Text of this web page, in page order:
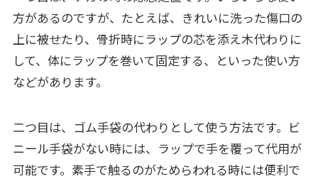
方があるのですが、たとえば、きれいに洗った傷口の
上に被せたり、骨折時にラップの芯を添え木代わりに
して、体にラップを巻いて固定する、といった使い方
などがあります。
二つ目は、ゴム手袋の代わりとして使う方法です。ビ
ニール手袋がない時には、ラップで手を覆って代用が
可能です。素手で触るのがためらわれる時には便利で